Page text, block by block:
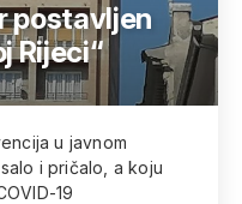
postavljen
Rijeci“
u javnom
i pričalo, a koju
19